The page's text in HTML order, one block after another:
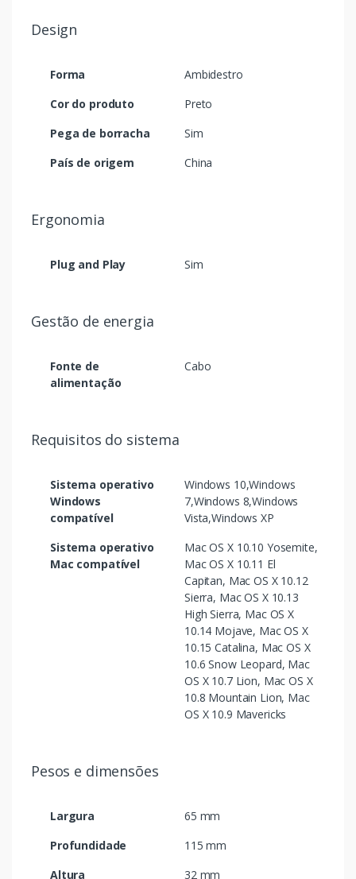
Design
Forma
Ambidestro
Cor do produto
Preto
Pega de borracha
Sim
País de origem
China
Ergonomia
Plug and Play Sim
Gestão de energia
Fonte de
alimentação
Cabo
Requisitos do sistema
Sistema operativo
Windows
compatível
Windows 10,Windows
7,Windows 8,Windows
Vista,Windows XP
Sistema operativo
Mac compatível
Mac OS X 10.10 Yosemite,
Mac OS X 10.11 El
Capitan, Mac OS X 10.12
Sierra, Mac OS X 10.13
High Sierra, Mac OS X
10.14 Mojave, Mac OS X
10.15 Catalina, Mac OS X
10.6 Snow Leopard, Mac
OS X 10.7 Lion, Mac OS X
10.8 Mountain Lion, Mac
OS X 10.9 Mavericks
Pesos e dimensões
Largura
65 mm
Profundidade
115 mm
Altura
32 mm